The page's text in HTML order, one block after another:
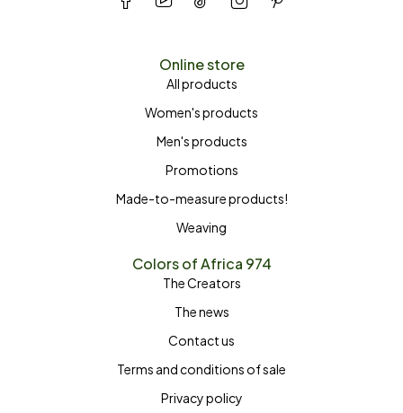
Online store
All products
Women's products
Men's products
Promotions
Made-to-measure products!
Weaving
Colors of Africa 974
The Creators
The news
Contact us
Terms and conditions of sale
Privacy policy